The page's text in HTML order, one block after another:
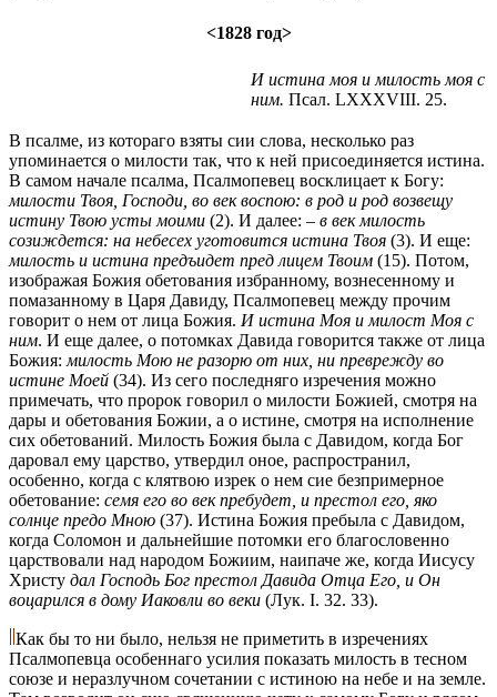
<1828 год>
И истина моя и милость моя с
ним. Псал. LXXXVIII. 25.
В псалме, из котораго взяты сии слова, несколько раз
упоминается о милости так, что к ней присоединяется истина.
В самом начале псалма, Псалмопевец восклицает к Богу:
милости Твоя, Господи, во век воспою: в род и род возвещу
истину Твою усты моими (2). И далее: – в век милость
созиждется: на небесех уготовится истина Твоя (3). И еще:
милость и истина предъидет пред лицем Твоим (15). Потом,
изображая Божия обетования избранному, вознесенному и
помазанному в Царя Давиду, Псалмопевец между прочим
говорит о нем от лица Божия. И истина Моя и милост Моя с
ним. И еще далее, о потомках Давида говорится также от лица
Божия: милость Мою не разорю от них, ни преврежду во
истине Моей (34). Из сего последняго изречения можно
примечать, что пророк говорил о милости Божией, смотря на
дары и обетования Божии, а о истине, смотря на исполнение
сих обетований. Милость Божия была с Давидом, когда Бог
даровал ему царство, утвердил оное, распространил,
особенно, когда с клятвою изрек о нем сие безпримерное
обетование: семя его во век пребудет, и престол его, яко
солнце предо Мною (37). Истина Божия пребыла с Давидом,
когда Соломон и дальнейшие потомки его благословенно
царствовали над народом Божиим, наипаче же, когда Иисусу
Христу дал Господь Бог престол Давида Отца Его, и Он
воцарился в дому Иаковли во веки (Лук. I. 32. 33).
Как бы то ни было, нельзя не приметить в изречениях
Псалмопевца особеннаго усилия показать милость в тесном
союзе и неразлучном сочетании с истиною на небе и на земле.